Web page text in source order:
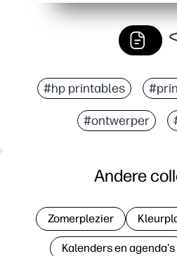
#hp printables
#ontwerper
Andere
Zomerplezier
Kalenders en agenda's